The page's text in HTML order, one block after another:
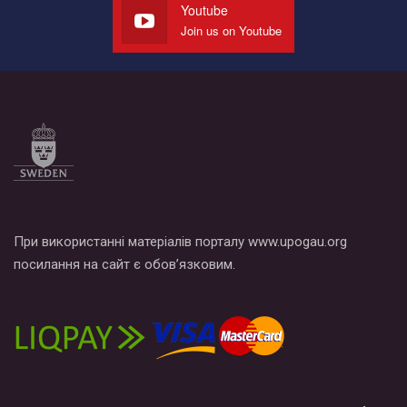
Все, что вам нужно сделать - это зайти на наш канал YouTube
по этой ссылке и поставить лайк под видео.
Youtube
Join us on Youtube
При використанні матеріалів порталу www.upogau.org
посилання на сайт є обов’язковим.